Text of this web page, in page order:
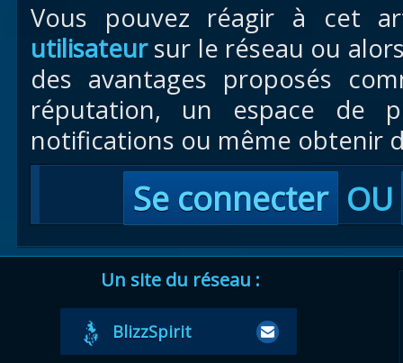
Vous pouvez réagir à cet
utilisateursur le réseau ou
des avantages proposés
réputation, un espace de
notifications ou même obtenir
Se connecter OU
Un site du réseau :
BlizzSpirit